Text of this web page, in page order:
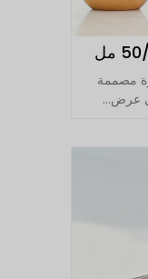
مصممة
عرض...